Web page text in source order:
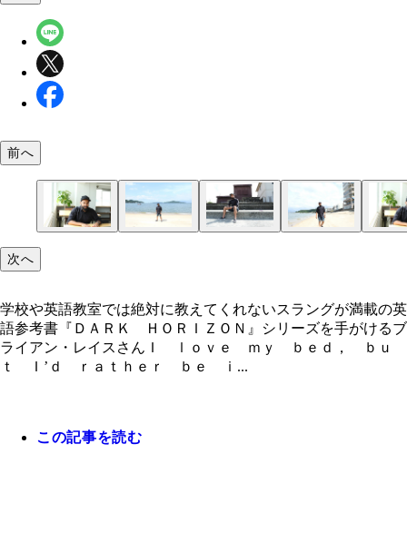
前へ
次へ
学校や英語教室では絶対に教えてくれないスラングが満載の英
語参考書『ＤＡＲＫ ＨＯＲＩＺＯＮ』シリーズを手がけるブ
ライアン・レイスさんＩ ｌｏｖｅ ｍｙ ｂｅｄ， ｂｕ
ｔ Ｉ’ｄ ｒａｔｈｅｒ ｂｅ ｉ...
この記事を読む